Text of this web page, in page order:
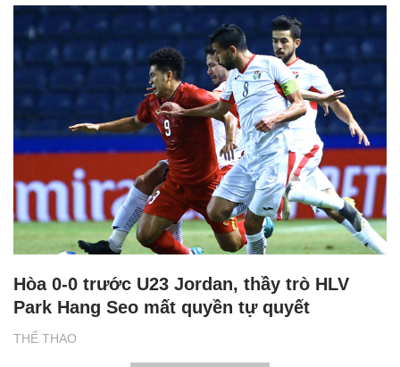
THỂ THAO
Hòa 0-0 trước U23 Jordan, thầy trò HLV
Park Hang Seo mất quyền tự quyết